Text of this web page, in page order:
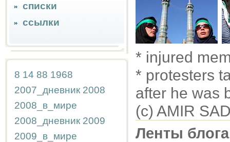
списки
ссылки
8 14 88 1968
2007_дневник 2008
2008_в_мире
2008_дневник 2009
2009_в_мире
* injured
* protesters
after he was
(c) AMIR
Ленты